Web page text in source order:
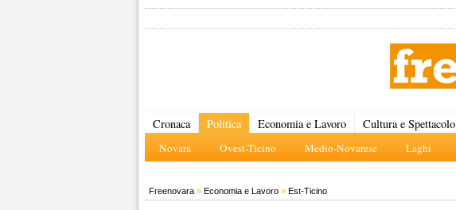
Cronaca Politica
Novara Ovest-Ticino Medio-Novarese Laghi
Economia e Lavoro Cultura e Spettacolo
Freenovara » Economia e Lavoro » Est-Ticino